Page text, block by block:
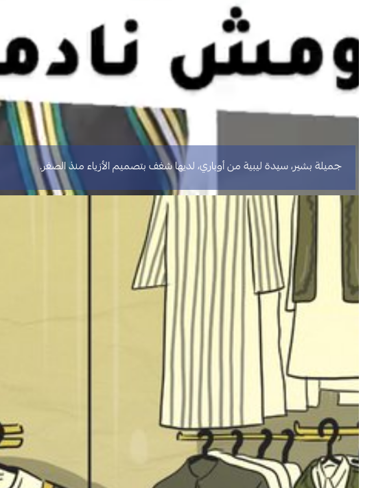
جميلة بشير، سيدة ليبية من أوباري، لديها شغف بتصميم الأزياء منذ الصغر.